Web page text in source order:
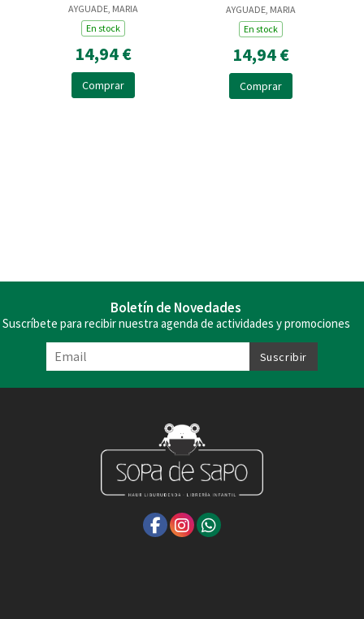
AYGUADE, MARIA
En stock
14,94 €
Comprar
AYGUADE, MARIA
En stock
14,94 €
Comprar
Boletín de Novedades
Suscríbete para recibir nuestra agenda de actividades y promociones